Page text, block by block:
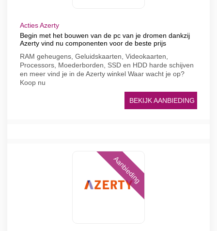
Acties Azerty
Begin met het bouwen van de pc van je dromen dankzij
Azerty vind nu componenten voor de beste prijs
RAM geheugens, Geluidskaarten, Videokaarten,
Processors, Moederborden, SSD en HDD harde schijven
en meer vind je in de Azerty winkel Waar wacht je op?
Koop nu
BEKIJK AANBIEDING
Aanbieding